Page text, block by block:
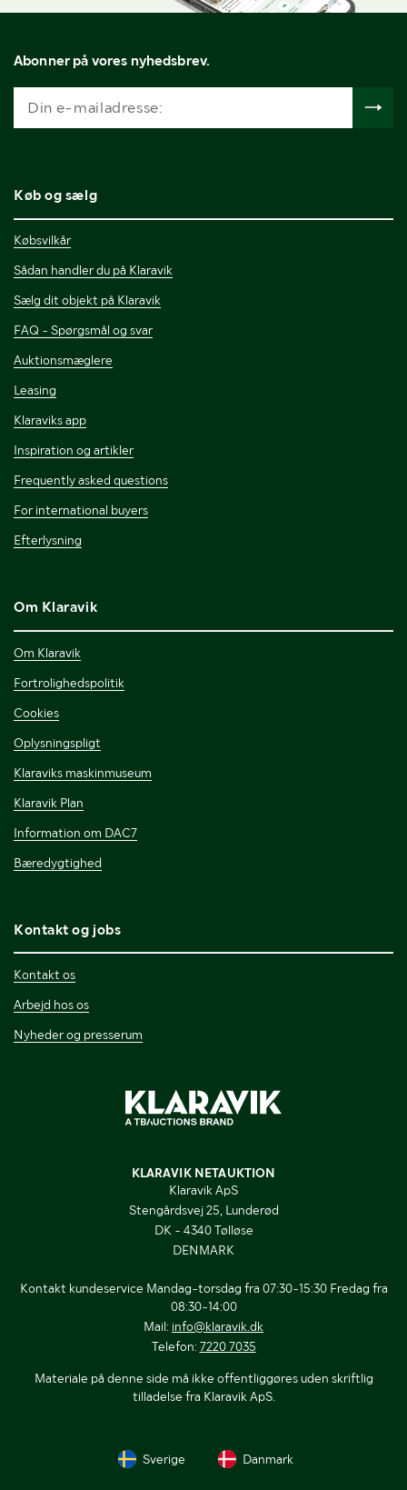
Abonner på vores nyhedsbrev.
Køb og sælg
Købsvilkår
Sådan handler du på Klaravik
Sælg dit objekt på Klaravik
FAQ - Spørgsmål og svar
Auktionsmæglere
Leasing
Klaraviks app
Inspiration og artikler
Frequently asked questions
For international buyers
Efterlysning
Om Klaravik
Om Klaravik
Fortrolighedspolitik
Cookies
Oplysningspligt
Klaraviks maskinmuseum
Klaravik Plan
Information om DAC7
Bæredygtighed
Kontakt og jobs
Kontakt os
Arbejd hos os
Nyheder og presserum
KLARAVIK NETAUKTION
Klaravik ApS
Stengårdsvej 25, Lunderød
DK - 4340 Tølløse
DENMARK
Kontakt kundeservice Mandag-torsdag fra 07:30-15:30 Fredag fra
08:30-14:00
Mail: info@klaravik.dk
Telefon: 7220 7035
Materiale på denne side må ikke offentliggøres uden skriftlig
tilladelse fra Klaravik ApS.
Sverige Danmark